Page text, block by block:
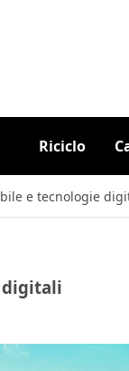
Riciclo
e tecnologie
digitali